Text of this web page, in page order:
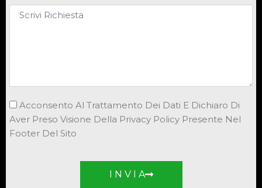
Acconsento Al Trattamento Dei Dati E Dichiaro Di
Aver Preso Visione Della Privacy Policy Presente Nel
Footer Del Sito
I N V I A